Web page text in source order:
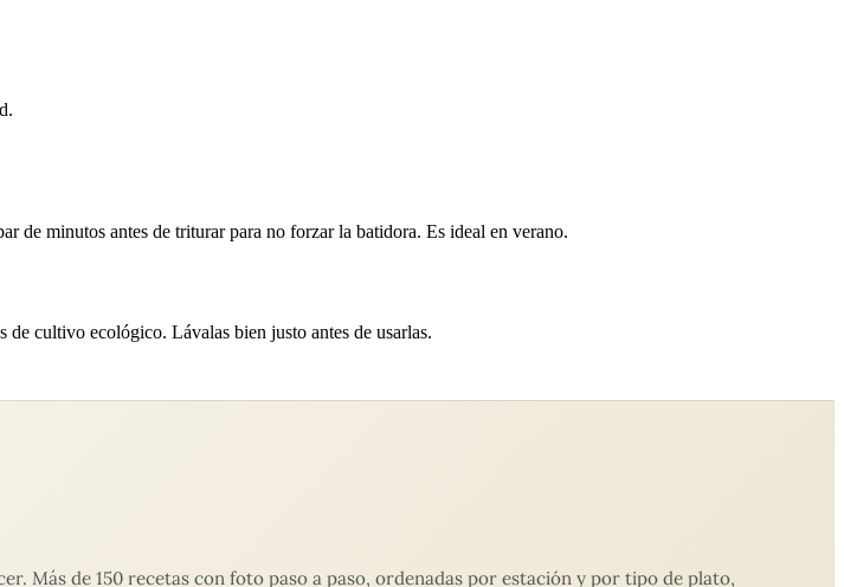
de minutos antes de triturar para no forzar la batidora. Es ideal en verano.
de cultivo ecológico. Lávalas bien justo antes de usarlas.
Más de 150 recetas con foto paso a paso, ordenadas por estación y por tipo de plato,